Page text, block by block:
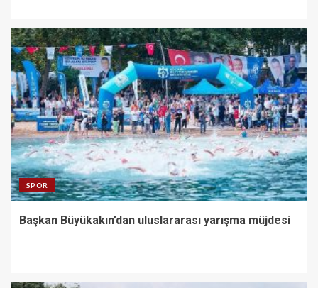
SPOR
Başkan Büyükakın’dan uluslararası yarışma müjdesi